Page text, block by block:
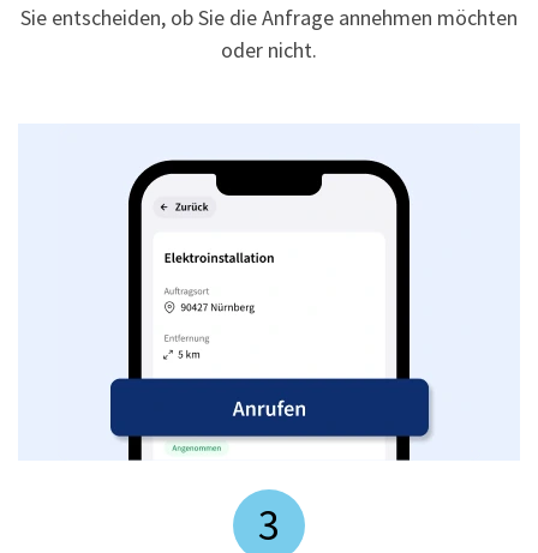
Sie entscheiden, ob Sie die Anfrage annehmen möchten
oder nicht.
3